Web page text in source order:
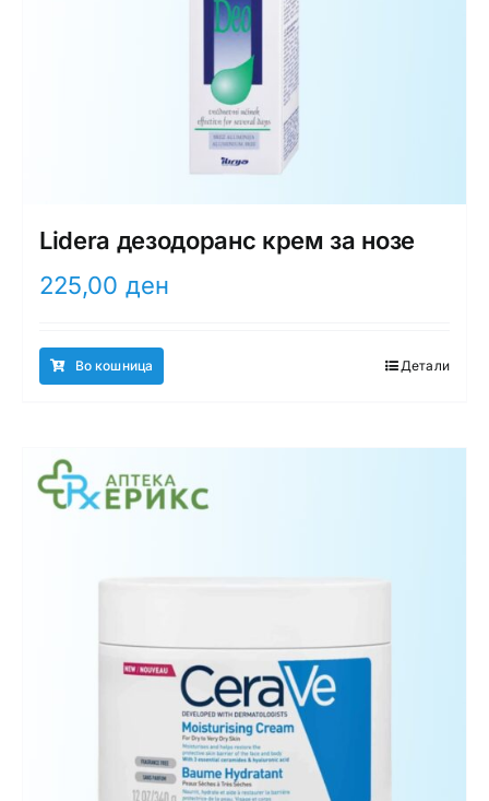
Lidera дезодоранс крем за нозе
225,00 ден
Во кошница Детали